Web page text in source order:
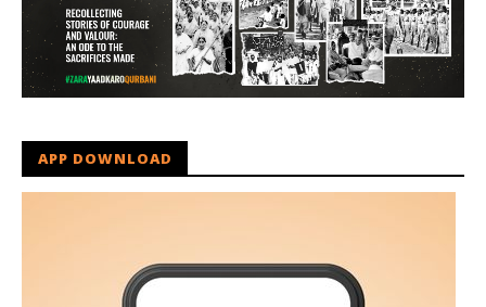
APP DOWNLOAD